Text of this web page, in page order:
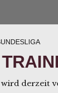
derzeit